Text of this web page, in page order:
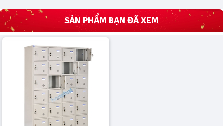
SẢN PHẨM BẠN ĐÃ XEM